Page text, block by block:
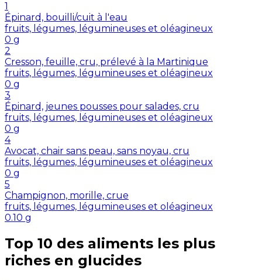
1
Épinard, bouilli/cuit à l'eau
fruits, légumes, légumineuses et oléagineux
0 g
2
Cresson, feuille, cru, prélevé à la Martinique
fruits, légumes, légumineuses et oléagineux
0 g
3
Épinard, jeunes pousses pour salades, cru
fruits, légumes, légumineuses et oléagineux
0 g
4
Avocat, chair sans peau, sans noyau, cru
fruits, légumes, légumineuses et oléagineux
0 g
5
Champignon, morille, crue
fruits, légumes, légumineuses et oléagineux
0.10 g
Top 10 des aliments les plus
riches en glucides